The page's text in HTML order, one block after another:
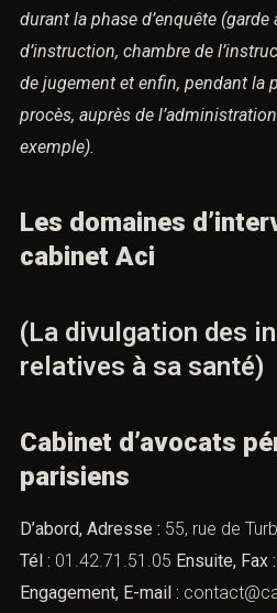
durant la phase d’enquête (garde
d’instruction, chambre de
de jugement et enfin, pendant la
procès, auprès de
exemple).
Les domaines
cabinet Aci
(La divulgation des
relatives à sa santé)
Cabinet d’avocats
parisiens
D’abord, Adresse : 55, rue de
Tél : 01.42.71.51.05 Ensuite, Fax :
Engagement, E-mail :